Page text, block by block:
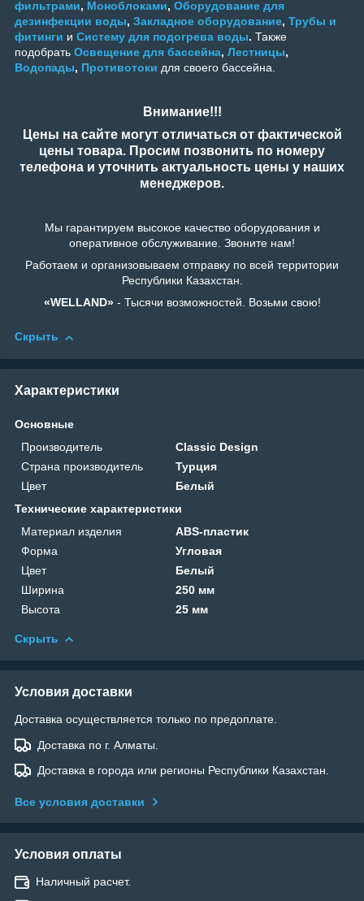
фильтрами, Моноблоками, Оборудование для
дезинфекции воды, Закладное оборудование, Трубы и
фитинги и Систему для подогрева воды. Также
подобрать Освещение для бассейна, Лестницы,
Водопады, Противотоки для своего бассейна.
Внимание!!!
Цены на сайте могут отличаться от фактической
цены товара. Просим позвонить по номеру
телефона и уточнить актуальность цены у наших
менеджеров.
Мы гарантируем высокое качество оборудования и
оперативное обслуживание. Звоните нам!
Работаем и организовываем отправку по всей территории
Республики Казахстан.
«WELLAND»- Тысячи возможностей. Возьми свою!
Скрыть
Характеристики
Основные
Производитель
Classic Design
Страна производитель
Турция
Цвет
Белый
Технические характеристики
Материал изделия
ABS-пластик
Форма
Угловая
Цвет
Белый
Ширина
250 мм
Высота
25 мм
Скрыть
Условия доставки
Доставка осуществляется только по предоплате.
Доставка по г. Алматы.
Доставка в города или регионы Республики Казахстан.
Все условия доставки
Условия оплаты
Наличный расчет.